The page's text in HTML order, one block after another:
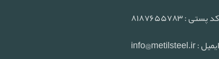
کد پستی : ۸۱۸۷۶۵۵۷۸۳
ایمیل : info@metilsteel.ir